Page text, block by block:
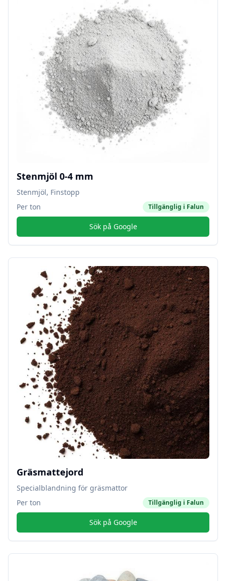
Stenmjöl 0-4 mm
Stenmjöl, Finstopp
Per ton
Tillgänglig i Falun
Sök på Google
Gräsmattejord
Specialblandning för gräsmattor
Per ton
Tillgänglig i Falun
Sök på Google